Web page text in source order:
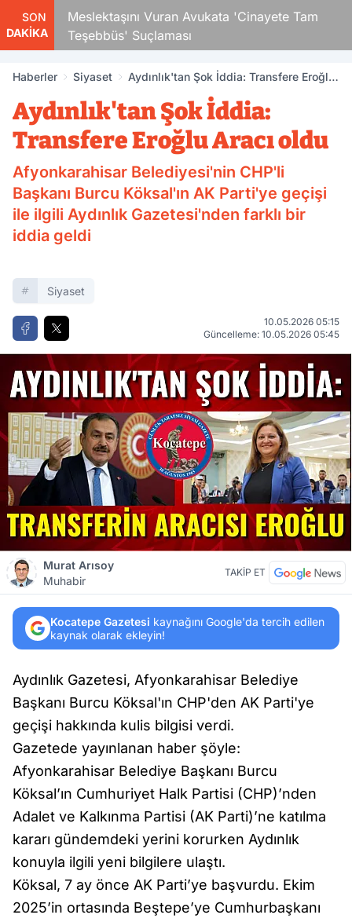
SON
DAKİKA
Meslektaşını Vuran Avukata 'Cinayete Tam
Teşebbüs' Suçlaması
Haberler Siyaset
Aydınlık'tan Şok İddia: Transfere Eroğlu
Aydınlık'tan Şok İddia:
Transfere Eroğlu Aracı oldu
Afyonkarahisar Belediyesi'nin CHP'li
Başkanı Burcu Köksal'ın AK Parti'ye geçişi
ile ilgili Aydınlık Gazetesi'nden farklı bir
iddia geldi
Siyaset
10.05.2026 05:15
Güncelleme: 10.05.2026 05:45
Murat Arısoy
Muhabir
TAKİP ET
Kocatepe Gazetesi kaynağını Google'da tercih edilen
kaynak olarak ekleyin!
Aydınlık Gazetesi, Afyonkarahisar Belediye
Başkanı Burcu Köksal'ın CHP'den AK Parti'ye
geçişi hakkında kulis bilgisi verdi.
Gazetede yayınlanan haber şöyle:
Afyonkarahisar Belediye Başkanı Burcu
Köksal’ın Cumhuriyet Halk Partisi (CHP)’nden
Adalet ve Kalkınma Partisi (AK Parti)’ne katılma
kararı gündemdeki yerini korurken Aydınlık
konuyla ilgili yeni bilgilere ulaştı.
Köksal, 7 ay önce AK Parti’ye başvurdu. Ekim
2025’in ortasında Beştepe’ye Cumhurbaşkanı